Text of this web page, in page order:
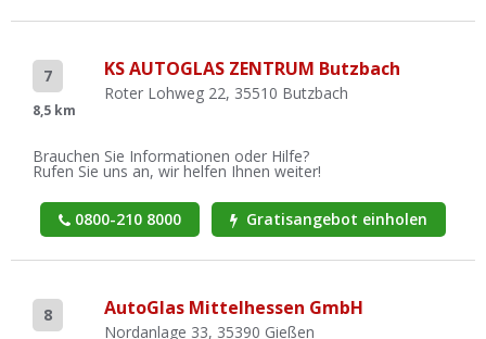
7
8,5 km
KS AUTOGLAS ZENTRUM Butzbach
Roter Lohweg 22, 35510 Butzbach
Brauchen Sie Informationen oder Hilfe?
Rufen Sie uns an, wir helfen Ihnen weiter!
0800-210 8000 Gratisangebot einholen
8 AutoGlas Mittelhessen GmbH
Nordanlage 33, 35390 Gießen